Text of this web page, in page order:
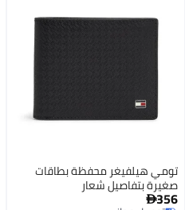
تومي هيلفيغر محفظة بطاقات
صغيرة بتفاصيل شعار
356